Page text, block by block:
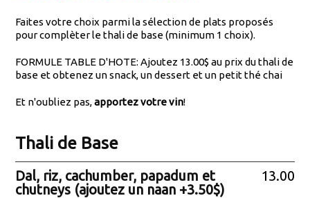
Faites votre choix parmi la sélection de plats proposés
pour complèter le thali de base (minimum 1 choix).
FORMULE TABLE D'HOTE: Ajoutez 13.00$ au prix du thali de
base et obtenez un snack, un dessert et un petit thé chai
Et n'oubliez pas,apportez votre vin!
Thali de Base
Dal, riz, cachumber, papadum et
chutneys (ajoutez un naan +3.50$)
13.00